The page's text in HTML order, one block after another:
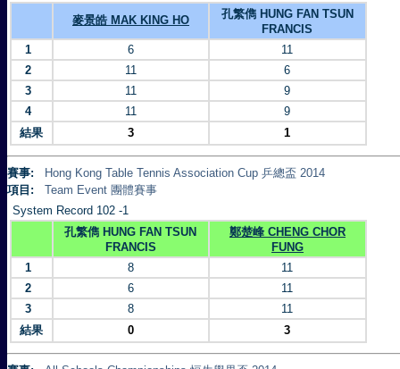
麥景皓 MAK KING HO
孔繁儁 HUNG FAN TSUN
FRANCIS
1
6
11
2
11
6
3
11
9
4
11
9
結果
3 1
賽事:
Hong Kong Table Tennis Association Cup 乒總盃 2014
項目:
Team Event 團體賽事
System Record 102 -1
孔繁儁 HUNG FAN TSUN
FRANCIS
鄭楚峰 CHENG CHOR
FUNG
1
8
11
2
6
11
3
8
11
結果
0 3